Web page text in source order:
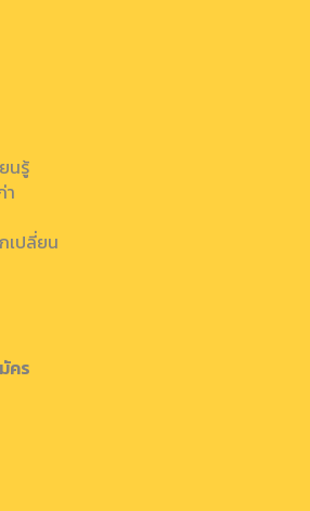
นรู้
า
เปลี่ยน
คร